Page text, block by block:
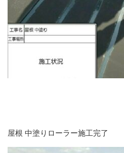
屋根 中塗りローラー施工完了